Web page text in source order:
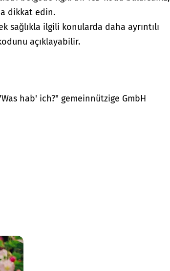
dikkat edin.
sağlıkla ilgili konularda daha ayrıntılı
açıklayabilir.
hab' ich?" gemeinnützige GmbH